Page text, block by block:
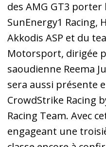
des AMG GT3 porter
SunEnergy1 Racing,
Akkodis ASP et du
Motorsport, dirigée
saoudienne Reema
sera aussi présente
CrowdStrike Racing
Racing Team. Avec
engageant une